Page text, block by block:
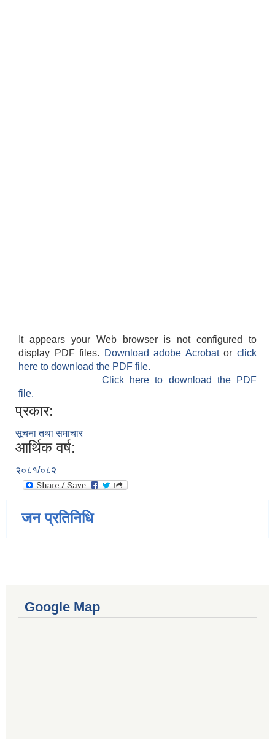
It appears your Web browser is not configured to
display PDF files.
Download adobe Acrobatorclick
here to download the PDF file.
Click here to download the PDF
file.
प्रकार:
सूचना तथा समाचार
आर्थिक वर्ष:
२०८१/०८२
जन प्रतिनिधि
Google Map